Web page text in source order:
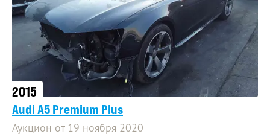
2015
Audi A5 Premium Plus
Аукцион от 19 ноября 2020